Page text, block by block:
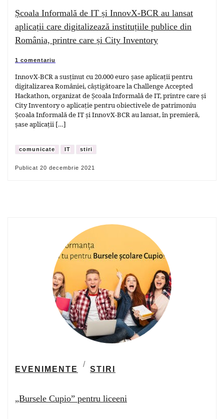
Școala Informală de IT și InnovX-BCR au lansat
aplicații care digitalizează instituțiile publice din
România, printre care și City Inventory
1 comentariu
InnovX-BCR a susținut cu 20.000 euro șase aplicații pentru
digitalizarea României, câștigătoare la Challenge Accepted
Hackathon, organizat de Școala Informală de IT, printre care și
City Inventory o aplicație pentru obiectivele de patrimoniu
Școala Informală de IT și InnovX-BCR au lansat, în premieră,
șase aplicații […]
comunicate IT stiri
Publicat 20 decembrie 2021
EVENIMENTE STIRI
„Bursele Cupio” pentru liceeni